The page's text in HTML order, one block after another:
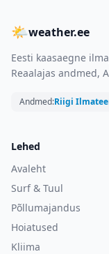
🌤weather.ee
Eesti kaasaegne
Reaalajas andmed,
Andmed:Riigi
Lehed
Avaleht
Surf & Tuul
Põllumajandus
Hoiatused
Kliima